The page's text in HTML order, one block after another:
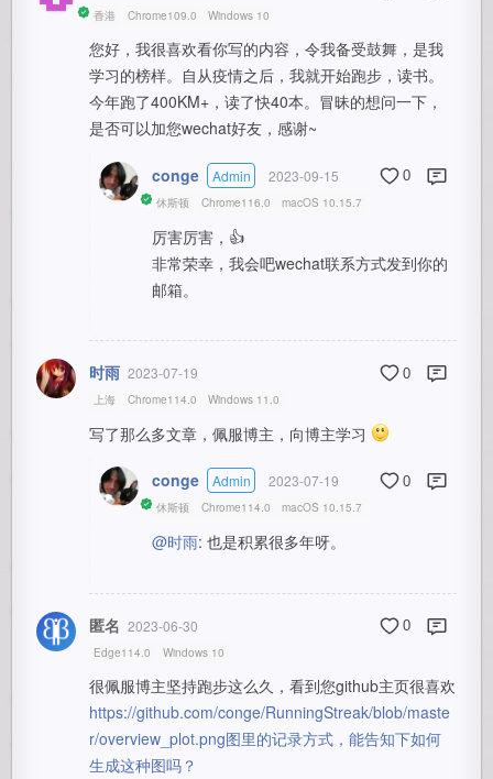
香港 Chrome109.0 Windows 10
您好，我很喜欢看你写的内容，令我备受鼓舞，是我
学习的榜样。自从疫情之后，我就开始跑步，读书。
今年跑了400KM+，读了快40本。冒昧的想问一下，
是否可以加您wechat好友，感谢~
conge Admin 2023-09-15 0
休斯顿 Chrome116.0 macOS 10.15.7
厉害厉害，👍
非常荣幸，我会吧wechat联系方式发到你的
邮箱。
时雨 2023-07-19 0
上海 Chrome114.0 Windows 11.0
写了那么多文章，佩服博主，向博主学习
conge Admin 2023-07-19 0
休斯顿 Chrome114.0 macOS 10.15.7
@时雨: 也是积累很多年呀。
匿名 2023-06-30 0
Edge114.0 Windows 10
很佩服博主坚持跑步这么久，看到您github主页很喜欢
https://github.com/conge/RunningStreak/blob/maste
r/overview_plot.png图里的记录方式，能告知下如何
生成这种图吗？